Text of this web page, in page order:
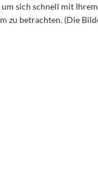
um sich schnell mit
zu betrachten. (Die